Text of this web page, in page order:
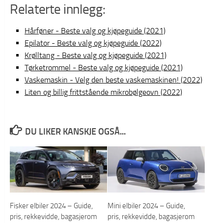
Relaterte innlegg:
Hårføner - Beste valg og kjøpeguide (2021)
Epilator - Beste valg og kjøpeguide (2022)
Krølltang - Beste valg og kjøpeguide (2021)
Tørketrommel - Beste valg og kjøpeguide (2021)
Vaskemaskin - Velg den beste vaskemaskinen! (2022)
Liten og billig frittstående mikrobølgeovn (2022)
DU LIKER KANSKJE OGSÅ...
Fisker elbiler 2024 – Guide,
pris, rekkevidde, bagasjerom
Mini elbiler 2024 – Guide,
pris, rekkevidde, bagasjerom